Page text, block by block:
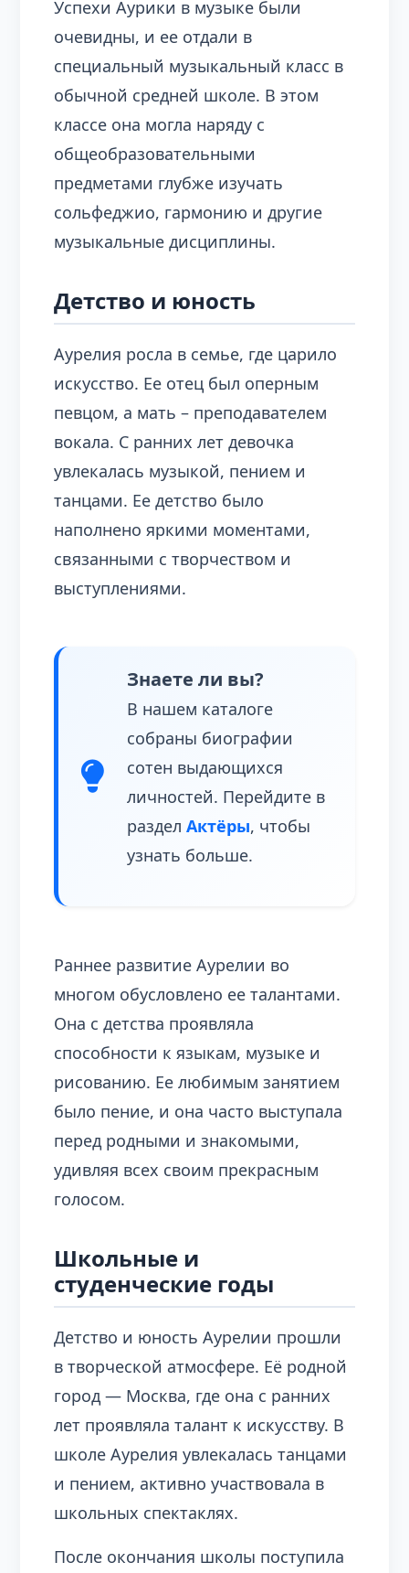
Успехи Аурики в музыке были
очевидны, и ее отдали в
специальный музыкальный класс в
обычной средней школе. В этом
классе она могла наряду с
общеобразовательными
предметами глубже изучать
сольфеджио, гармонию и другие
музыкальные дисциплины.
Детство и юность
Аурелия росла в семье, где царило
искусство. Ее отец был оперным
певцом, а мать – преподавателем
вокала. С ранних лет девочка
увлекалась музыкой, пением и
танцами. Ее детство было
наполнено яркими моментами,
связанными с творчеством и
выступлениями.
Знаете ли вы?
В нашем каталоге
собраны биографии
сотен выдающихся
личностей. Перейдите в
разделАктёры, чтобы
узнать больше.
Раннее развитие Аурелии во
многом обусловлено ее талантами.
Она с детства проявляла
способности к языкам, музыке и
рисованию. Ее любимым занятием
было пение, и она часто выступала
перед родными и знакомыми,
удивляя всех своим прекрасным
голосом.
Школьные и
студенческие годы
Детство и юность Аурелии прошли
в творческой атмосфере. Её родной
город — Москва, где она с ранних
лет проявляла талант к искусству. В
школе Аурелия увлекалась танцами
и пением, активно участвовала в
школьных спектаклях.
После окончания школы поступила